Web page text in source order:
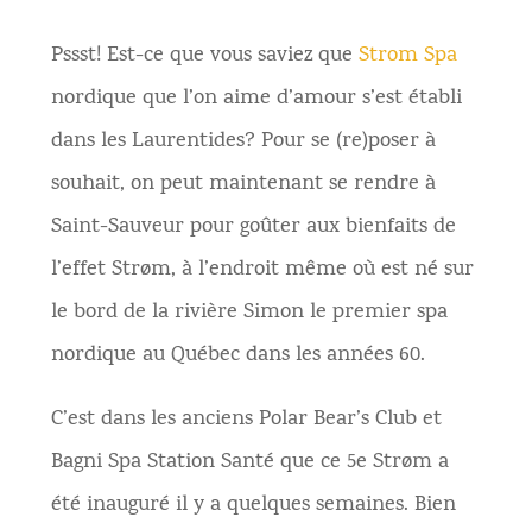
Pssst! Est-ce que vous saviez que Strom Spa
nordique que l’on aime d’amour s’est établi
dans les Laurentides? Pour se (re)poser à
souhait, on peut maintenant se rendre à
Saint-Sauveur pour goûter aux bienfaits de
l’effet Strøm, à l’endroit même où est né sur
le bord de la rivière Simon le premier spa
nordique au Québec dans les années 60.
C’est dans les anciens Polar Bear’s Club et
Bagni Spa Station Santé que ce 5e Strøm a
été inauguré il y a quelques semaines. Bien